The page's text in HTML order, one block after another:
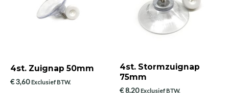
4st. Zuignap 50mm
€3,60 Exclusief BTW.
4st. Stormzuignap
75mm
€8,20 Exclusief BTW.